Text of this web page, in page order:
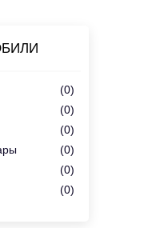
(0)
(0)
(0)
(0)
(0)
(0)